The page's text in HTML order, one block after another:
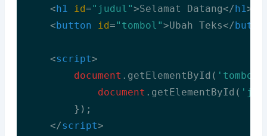
<h1 id="judul">Selamat Datang</h1>
<button id="tombol">Ubah Teks</
<script>
document .getElementById( 'tombol'
document .getElementById(
        });
</script>